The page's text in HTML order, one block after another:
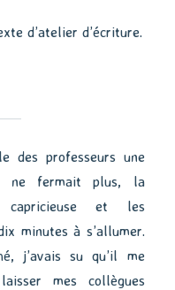
d’atelier d’écriture.
des professeurs une
ne fermait plus, la
capricieuse et les
minutes à s’allumer.
j’avais su qu’il me
mes collègues